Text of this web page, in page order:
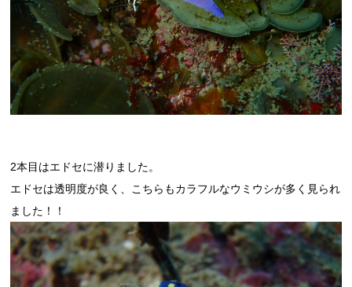
2本目はエドセに潜りました。
エドセは透明度が良く、こちらもカラフルなウミウシが多く見られ
ました！！